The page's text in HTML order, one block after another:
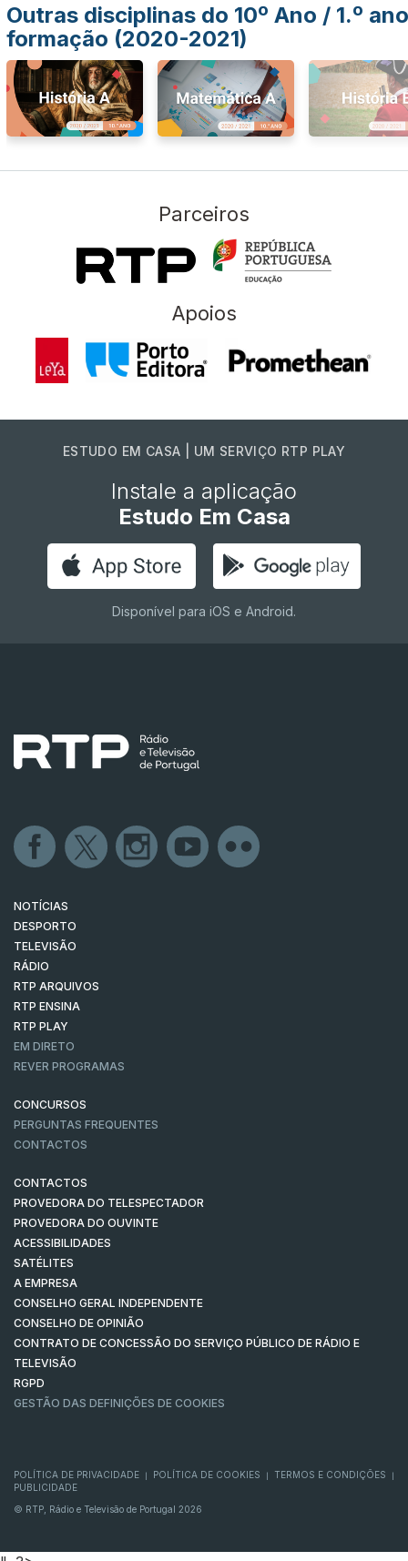
Outras disciplinas do 10º Ano / 1.º ano
formação (2020-2021)
Parceiros
Apoios
ESTUDO EM CASA | UM SERVIÇO RTP PLAY
Instale a aplicação
Estudo Em Casa
Disponível para iOS e Android.
NOTÍCIAS
DESPORTO
TELEVISÃO
RÁDIO
RTP ARQUIVOS
RTP ENSINA
RTP PLAY
EM DIRETO
REVER PROGRAMAS
CONCURSOS
PERGUNTAS FREQUENTES
CONTACTOS
CONTACTOS
PROVEDORA DO TELESPECTADOR
PROVEDORA DO OUVINTE
ACESSIBILIDADES
SATÉLITES
A EMPRESA
CONSELHO GERAL INDEPENDENTE
CONSELHO DE OPINIÃO
CONTRATO DE CONCESSÃO DO SERVIÇO PÚBLICO DE RÁDIO E
TELEVISÃO
RGPD
GESTÃO DAS DEFINIÇÕES DE COOKIES
POLÍTICA DE PRIVACIDADE POLÍTICA DE COOKIES TERMOS E CONDIÇÕES
PUBLICIDADE
© RTP, Rádio e Televisão de Portugal 2026